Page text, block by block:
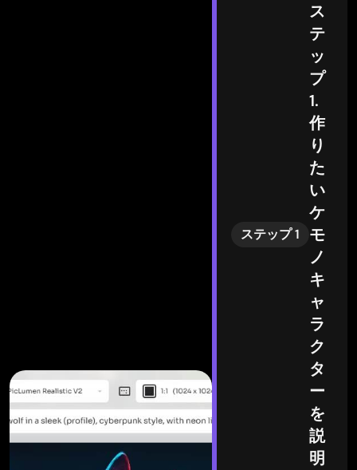
ステップ 1
ス
テ
ッ
プ
1.
作
り
た
い
ケ
モ
ノ
キ
ャ
ラ
ク
タ
ー
を
説
明